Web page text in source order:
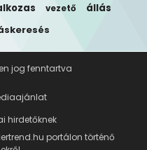
vezető állás
hirdetőknek
portálon történő
jog fenntartva